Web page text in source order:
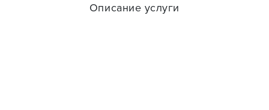
Описание услуги